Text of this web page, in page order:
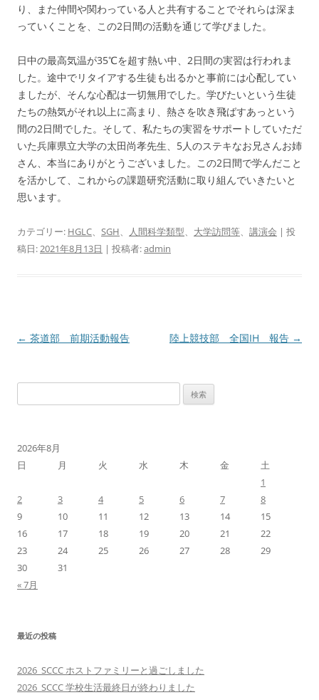
り、また仲間や関わっている人と共有することでそれらは深ま
っていくことを、この2日間の活動を通じて学びました。
日中の最高気温が35℃を超す熱い中、2日間の実習は行われま
した。途中でリタイアする生徒も出るかと事前には心配してい
ましたが、そんな心配は一切無用でした。学びたいという生徒
たちの熱気がそれ以上に高まり、熱さを吹き飛ばすあっという
間の2日間でした。そして、私たちの実習をサポートしていただ
いた兵庫県立大学の太田尚孝先生、5人のステキなお兄さんお姉
さん、本当にありがとうございました。この2日間で学んだこと
を活かして、これからの課題研究活動に取り組んでいきたいと
思います。
カテゴリー: HGLC、 SGH、 人間科学類型、 大学訪問等、 講演会 | 投
稿日:2021年8月13日 | 投稿者:admin
投
ン
← 茶道部 前期活動報告 陸上競技部 全国IH 報告 →
索:
2026年8月
日
月 火 水 木 金
土
1
2
3 4 5 6 7
8
9
10 11 12 13 14
15
16
17 18 19 20 21
22
23
24 25 26 27 28
29
30
31
« 7月
最近の投稿
2026_SCCC ホストファミリーと過ごしました
2026_SCCC 学校生活最終日が終わりました